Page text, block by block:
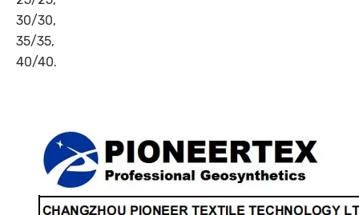
30/30,
35/35,
40/40.